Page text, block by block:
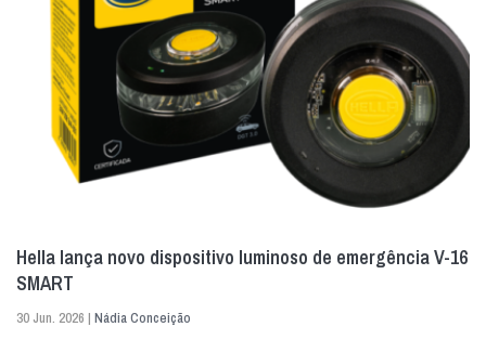
Hella lança novo dispositivo luminoso de emergência V-16
SMART
30 Jun. 2026 | Nádia Conceição